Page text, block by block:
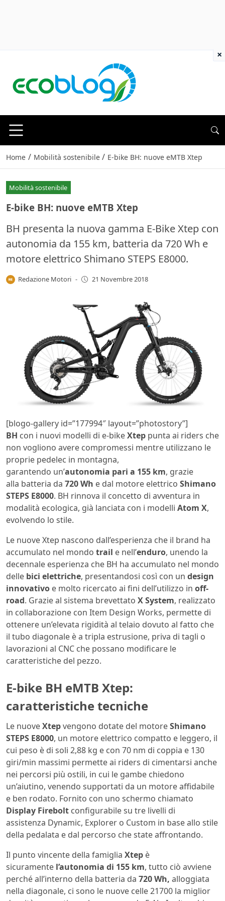
Home / Mobilità sostenibile / E-bike BH: nuove eMTB Xtep
Mobilità sostenibile
E-bike BH: nuove eMTB Xtep
BH presenta la nuova gamma E-Bike Xtep con
autonomia da 155 km, batteria da 720 Wh e
motore elettrico Shimano STEPS E8000.
Redazione Motori - 21 Novembre 2018
[blogo-gallery id=”177994″ layout=”photostory”]
BH con i nuovi modelli di e-bikeXtep punta ai riders che
non vogliono avere compromessi mentre utilizzano le
proprie pedelec in montagna,
garantendo un’autonomia pari a 155 km, grazie
alla batteria da 720 Wh e dal motore elettrico Shimano
STEPS E8000. BH rinnova il concetto di avventura in
modalità ecologica, già lanciata con i modelli Atom X,
evolvendo lo stile.
Le nuove Xtep nascono dall’esperienza che il brand ha
accumulato nel mondo trail e nell’enduro, unendo la
decennale esperienza che BH ha accumulato nel mondo
delle bici elettriche, presentandosi così con un design
innovativo e molto ricercato ai fini dell’utilizzo in off-
road. Grazie al sistema brevettato X System, realizzato
in collaborazione con Item Design Works, permette di
ottenere un’elevata rigidità al telaio dovuto al fatto che
il tubo diagonale è a tripla estrusione, priva di tagli o
lavorazioni al CNC che possano modificare le
caratteristiche del pezzo.
E-bike BH eMTB Xtep:
caratteristiche tecniche
Le nuoveXtepvengono dotate del motoreShimano
STEPS E8000, un motore elettrico compatto e leggero, il
cui peso è di soli 2,88 kg e con 70 nm di coppia e 130
giri/min massimi permette ai riders di cimentarsi anche
nei percorsi più ostili, in cui le gambe chiedono
un’aiutino, venendo supportati da un motore affidabile
e ben rodato. Fornito con uno schermo chiamato
Display Firebolt configurabile su tre livelli di
assistenza Dynamic, Explorer o Custom in base allo stile
della pedalata e dal percorso che state affrontando.
Il punto vincente della famiglia Xtep è
sicuramente l’autonomia di 155 km, tutto ciò avviene
perché all’interno della batteria da 720 Wh, alloggiata
nella diagonale, ci sono le nuove celle 21700 la miglior
×